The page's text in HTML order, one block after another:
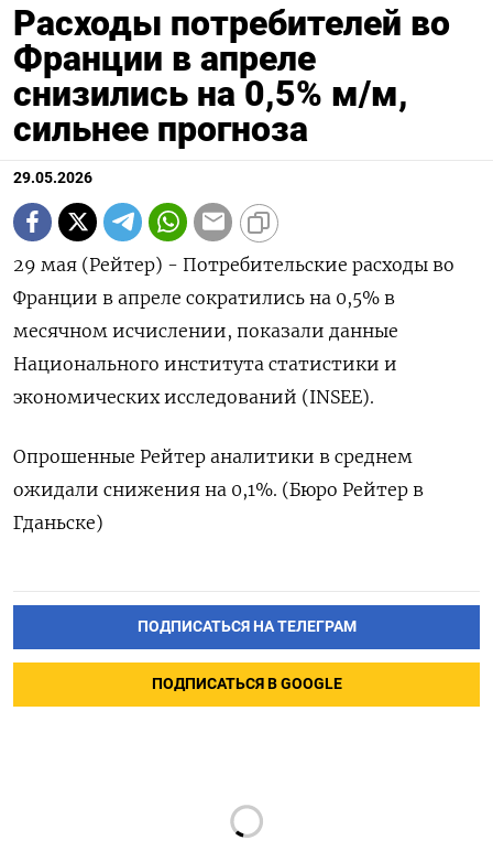
Расходы потребителей во
Франции в апреле
снизились на 0,5% м/м,
сильнее прогноза
29.05.2026
29 мая (Рейтер) - ‌Потребительские ​расходы ​во
Франции ​в апреле ⁠сократились ‌на ‌0,5% ​в
‌месячном ​исчислении, ‌показали данные
Национального института ​статистики ​и
‌экономических исследований (INSEE).
Опрошенные ​Рейтер аналитики в ​среднем
⁠ожидали снижения ‌на 0,1%. (Бюро ‌Рейтер ​в
‌Гданьске)
ПОДПИСАТЬСЯ НА ТЕЛЕГРАМ
ПОДПИСАТЬСЯ В GOOGLE